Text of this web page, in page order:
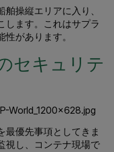
操縦エリアに入り、
します。これはサプラ
があります。
セキュリテ
最優先事項としてきま
視し、コンテナ現場で